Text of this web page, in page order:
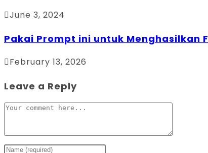
June 3, 2024
Pakai Prompt ini untuk Menghasilkan
February 13, 2026
Leave a Reply